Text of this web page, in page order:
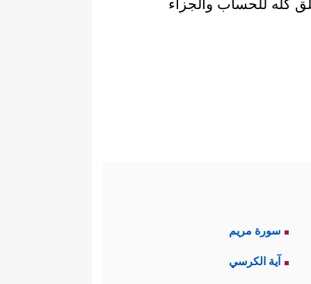
كله للحساب والجزاء
سورة مريم
آية الكرسي